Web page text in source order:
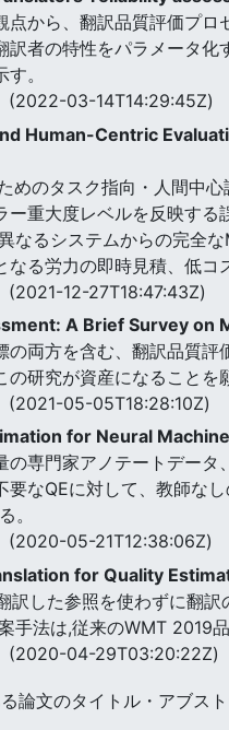
点から、翻訳品質評価プ
訳者の特性をパラメータ
。
(2022-03-14T14:29:45Z)
Human-Centric
めのタスク指向・人間中
ー重大度レベルを反映す
なるシステムからの完全
る労力の即時見積、低コ
(2021-12-27T18:47:43Z)
A Brief Survey on
の両方を含む、翻訳品質
研究が資産になることを
(2021-05-05T18:28:10Z)
for Neural
の専門家アノテートデー
要なQEに対して、教師な
。
(2020-05-21T12:38:06Z)
for Quality
訳した参照を使わずに翻
手法は,従来のWMT 2019
(2020-04-29T03:20:22Z)
論文のタイトル・アブス